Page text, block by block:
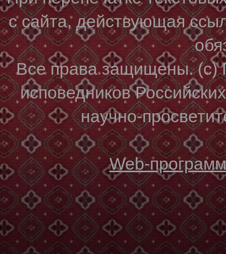
с сайта, действующая
Все права защищены. (с)
исповедников
научно-
Web-